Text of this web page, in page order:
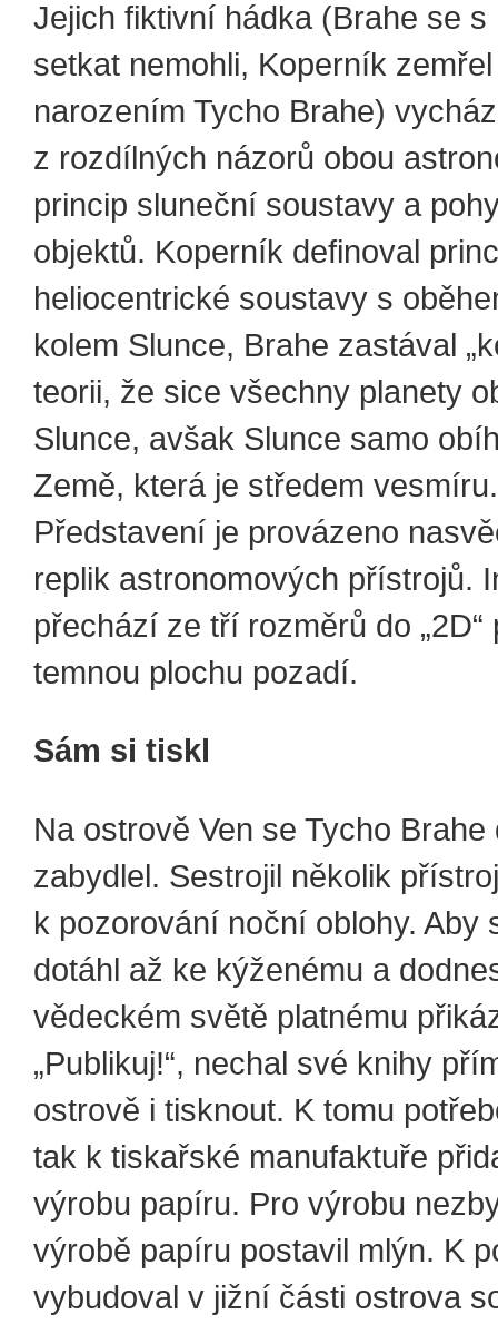
Jejich fiktivní hádka (Brahe se s
setkat nemohli, Koperník
narozením Tycho Brahe)
z rozdílných názorů obou
princip sluneční soustavy a
objektů. Koperník definoval
heliocentrické soustavy s
kolem Slunce, Brahe zastával
teorii, že sice všechny planety
Slunce, avšak Slunce samo
Země, která je středem vesmíru.
Představení je provázeno
replik astronomových přístrojů.
přechází ze tří rozměrů do „2D“
temnou plochu pozadí.
Sám si tiskl
Na ostrově Ven se Tycho Brahe
zabydlel. Sestrojil několik
k pozorování noční oblohy. Aby
dotáhl až ke kýženému a
vědeckém světě platnému
„Publikuj!“, nechal své knihy
ostrově i tisknout. K tomu
tak k tiskařské manufaktuře
výrobu papíru. Pro výrobu
výrobě papíru postavil mlýn. K
vybudoval v jižní části ostrova